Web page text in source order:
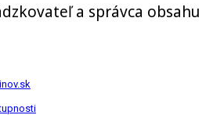
a správca obsahu